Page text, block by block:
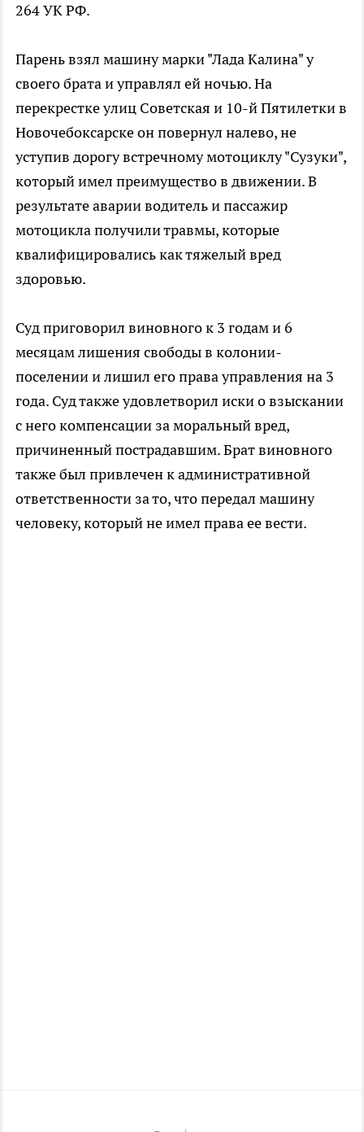
264 УК РФ.
Парень взял машину марки "Лада Калина" у
своего брата и управлял ей ночью. На
перекрестке улиц Советская и 10-й Пятилетки в
Новочебоксарске он повернул налево, не
уступив дорогу встречному мотоциклу "Сузуки",
который имел преимущество в движении. В
результате аварии водитель и пассажир
мотоцикла получили травмы, которые
квалифицировались как тяжелый вред
здоровью.
Суд приговорил виновного к 3 годам и 6
месяцам лишения свободы в колонии-
поселении и лишил его права управления на 3
года. Суд также удовлетворил иски о взыскании
с него компенсации за моральный вред,
причиненный пострадавшим. Брат виновного
также был привлечен к административной
ответственности за то, что передал машину
человеку, который не имел права ее вести.